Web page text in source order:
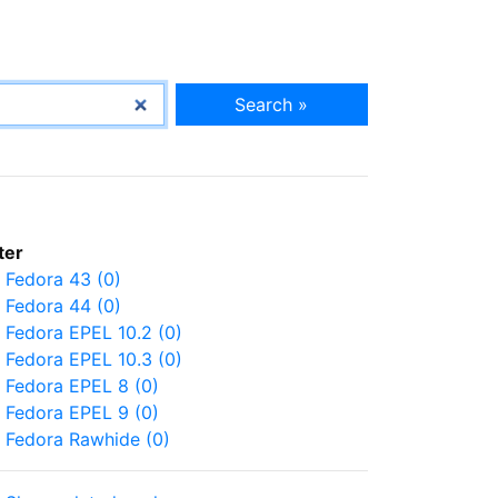
Search »
Fedora 43 (0)
Fedora 44 (0)
Fedora EPEL 10.2 (0)
Fedora EPEL 10.3 (0)
Fedora EPEL 8 (0)
Fedora EPEL 9 (0)
Fedora Rawhide (0)